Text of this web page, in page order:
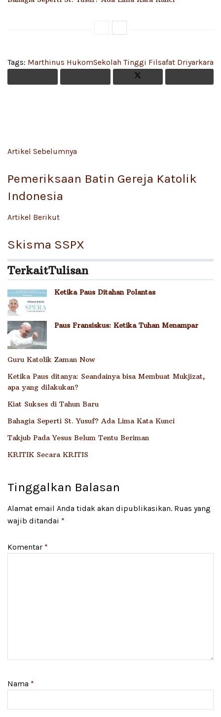
Tags: Marthinus HukomSekolah Tinggi Filsafat Driyarkara
Artikel Sebelumnya
Pemeriksaan Batin Gereja Katolik
Indonesia
Artikel Berikut
Skisma SSPX
TerkaitTulisan
Ketika Paus Ditahan Polantas
Paus Fransiskus: Ketika Tuhan Menampar
Guru Katolik Zaman Now
Ketika Paus ditanya: Seandainya bisa Membuat Mukjizat,
apa yang dilakukan?
Kiat Sukses di Tahun Baru
Bahagia Seperti St. Yusuf? Ada Lima Kata Kunci
Takjub Pada Yesus Belum Tentu Beriman
KRITIK Secara KRITIS
Tinggalkan Balasan
Alamat email Anda tidak akan dipublikasikan. Ruas yang
wajib ditandai *
Komentar *
Nama *